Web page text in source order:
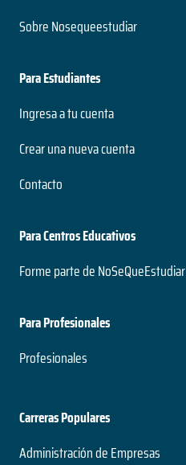
Sobre Nosequeestudiar
Para Estudiantes
Ingresa a tu cuenta
Crear una nueva cuenta
Contacto
Para Centros Educativos
Forme parte de NoSeQueEstudiar
Para Profesionales
Profesionales
Carreras Populares
Administración de Empresas